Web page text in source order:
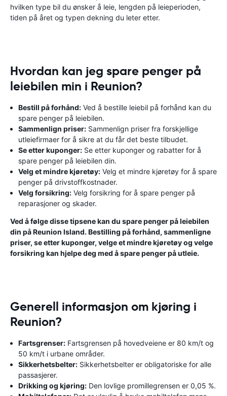
hvilken type bil du ønsker å leie, lengden på leieperioden,
tiden på året og typen dekning du leter etter.
Hvordan kan jeg spare penger på
leiebilen min i Reunion?
Bestill på forhånd: Ved å bestille leiebil på forhånd kan du
spare penger på leiebilen.
Sammenlign priser: Sammenlign priser fra forskjellige
utleiefirmaer for å sikre at du får det beste tilbudet.
Se etter kuponger: Se etter kuponger og rabatter for å
spare penger på leiebilen din.
Velg et mindre kjøretøy: Velg et mindre kjøretøy for å spare
penger på drivstoffkostnader.
Velg forsikring: Velg forsikring for å spare penger på
reparasjoner og skader.
Ved å følge disse tipsene kan du spare penger på leiebilen
din på Reunion Island. Bestilling på forhånd, sammenligne
priser, se etter kuponger, velge et mindre kjøretøy og velge
forsikring kan hjelpe deg med å spare penger på utleie.
Generell informasjon om kjøring i
Reunion?
Fartsgrenser: Fartsgrensen på hovedveiene er 80 km/t og
50 km/t i urbane områder.
Sikkerhetsbelter: Sikkerhetsbelter er obligatoriske for alle
passasjerer.
Drikking og kjøring: Den lovlige promillegrensen er 0,05 %.